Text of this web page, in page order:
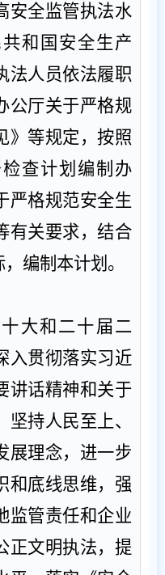
安全监管执法水
和国安全生产
法人员依法履职
公厅关于严格规
等规定，按照
检查计划编制办
严格规范安全生
有关要求 ，结合
， 编制 本计划。
大和二十届二
入贯彻落实习近
讲话精神和关于
坚持人民至上、
展理念，进一步
和底线思维，强
监管责任和企业
正文明执法，提